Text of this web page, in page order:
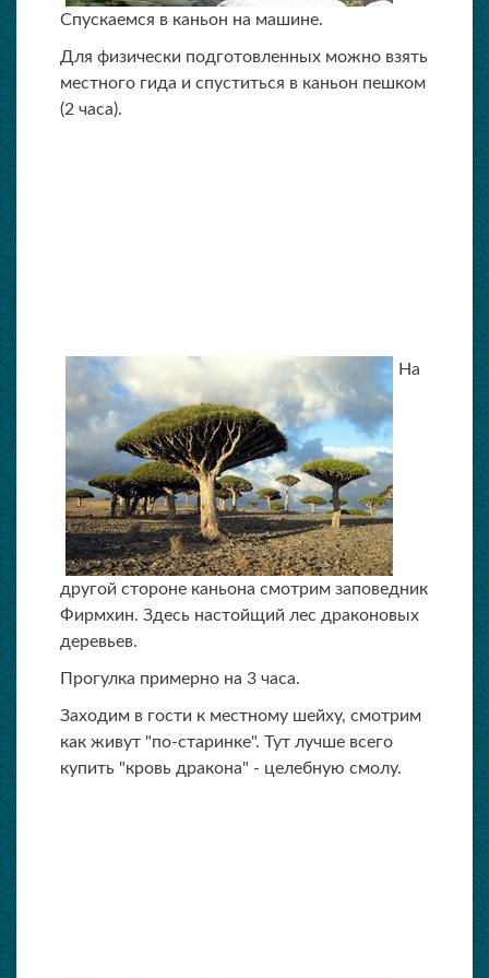
Спускаемся в каньон на машине.
Для физически подготовленных можно взять
местного гида и спуститься в каньон пешком
(2 часа).
На
другой стороне каньона смотрим заповедник
Фирмхин. Здесь настойщий лес драконовых
деревьев.
Прогулка примерно на 3 часа.
Заходим в гости к местному шейху, смотрим
как живут "по-старинке". Тут лучше всего
купить "кровь дракона" - целебную смолу.